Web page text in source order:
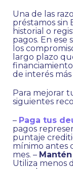
Una de las
préstamos sin
historial o
pagos. En ese
los
largo plazo
financiamiento
de interés
Para mejorar
siguientes
– Paga tus
pagos
puntaje
mínimo antes
mes. –
Utiliza menos